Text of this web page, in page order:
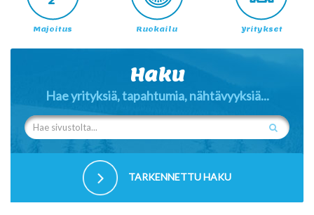
Majoitus Ruokailu Yritykset
Haku
Hae yrityksiä, tapahtumia, nähtävyyksiä...
TARKENNETTU HAKU